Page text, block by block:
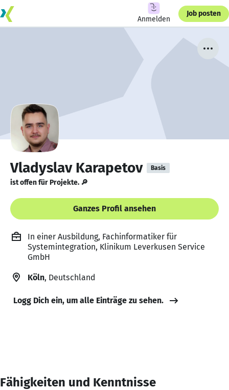
Anmelden
Job posten
Vladyslav Karapetov Basis
ist offen für Projekte. 🔎
Ganzes Profil ansehen
In einer Ausbildung, Fachinformatiker für
Systemintegration, Klinikum Leverkusen Service
GmbH
Köln, Deutschland
Logg Dich ein, um alle Einträge zu sehen.
Fähigkeiten und Kenntnisse